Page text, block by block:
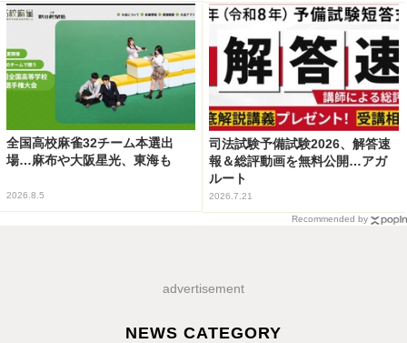
全国高校麻雀32チーム本選出
場…麻布や大阪星光、東海も
2026.8.5
司法試験予備試験2026、解答速
報＆総評動画を無料公開…アガ
ルート
2026.7.21
Recommended by
advertisement
NEWS CATEGORY